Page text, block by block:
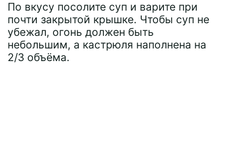
По вкусу посолите суп и варите при
почти закрытой крышке. Чтобы суп не
убежал, огонь должен быть
небольшим, а кастрюля наполнена на
2/3 объёма.